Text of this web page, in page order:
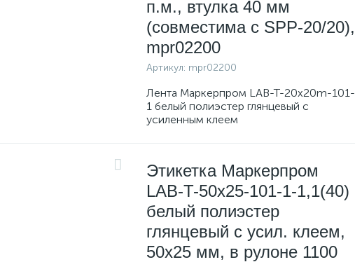
п.м., втулка 40 мм
(совместима с SPP-20/20),
mpr02200
Артикул: mpr02200
Лента Маркерпром LAB-T-20x20m-101-
1 белый полиэстер глянцевый с
усиленным клеем
Этикетка Маркерпром
LAB-T-50x25-101-1-1,1(40)
белый полиэстер
глянцевый с усил. клеем,
50х25 мм, в рулоне 1100